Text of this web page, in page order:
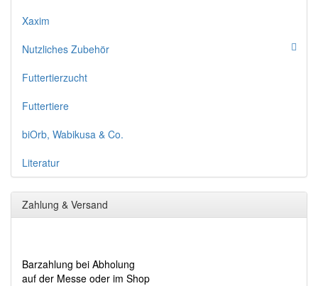
Xaxim
Nutzliches Zubehör
Futtertierzucht
Futtertiere
biOrb, Wabikusa & Co.
Literatur
Zahlung & Versand
Barzahlung bei Abholung
auf der Messe oder im Shop